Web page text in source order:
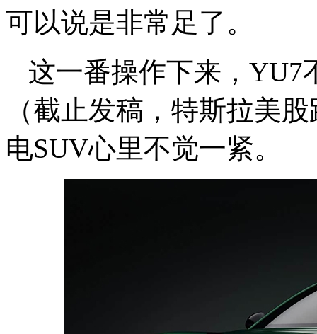
可以说是非常足了。
这一番操作下来，YU7
（截止发稿，特斯拉美
电SUV心里不觉一紧。